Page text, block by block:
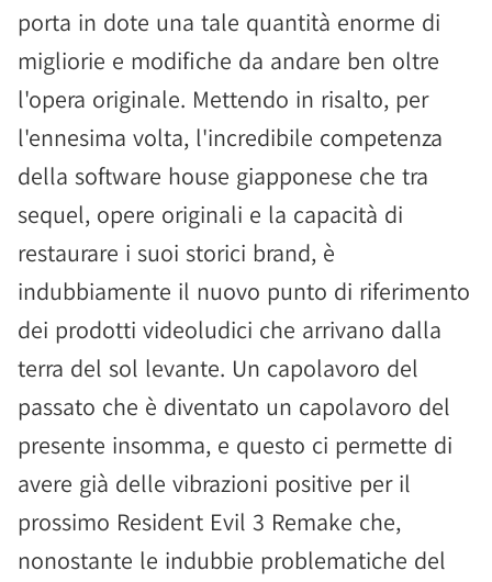
porta in dote una tale quantità enorme di
migliorie e modifiche da andare ben oltre
l'opera originale. Mettendo in risalto, per
l'ennesima volta, l'incredibile competenza
della software house giapponese che tra
sequel, opere originali e la capacità di
restaurare i suoi storici brand, è
indubbiamente il nuovo punto di riferimento
dei prodotti videoludici che arrivano dalla
terra del sol levante. Un capolavoro del
passato che è diventato un capolavoro del
presente insomma, e questo ci permette di
avere già delle vibrazioni positive per il
prossimo Resident Evil 3 Remake che,
nonostante le indubbie problematiche del